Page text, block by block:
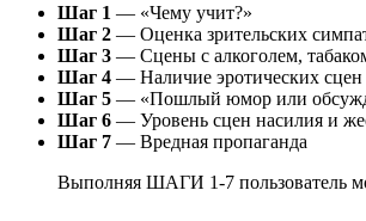
Шаг 1 — «Чему учит?»
Шаг 2 — Оценка зрительских
Шаг 3 — Сцены с алкоголем,
Шаг 4 — Наличие эротических сцен
Шаг 5 — «Пошлый юмор или
Шаг 6 — Уровень сцен насилия и
Шаг 7 — Вредная пропаганда
Выполняя ШАГИ 1-7 пользователь